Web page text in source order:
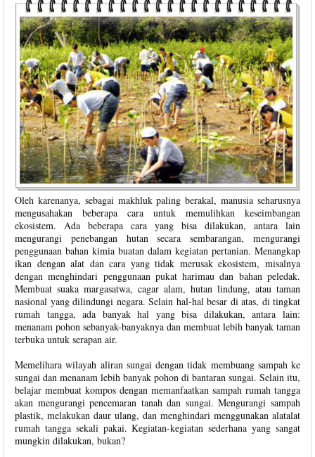
Oleh karenanya, sebagai makhluk paling berakal, manusia seharusnya
mengusahakan beberapa cara untuk memulihkan keseimbangan
ekosistem. Ada beberapa cara yang bisa dilakukan, antara lain
mengurangi penebangan hutan secara sembarangan, mengurangi
penggunaan bahan kimia buatan dalam kegiatan pertanian. Menangkap
ikan dengan alat dan cara yang tidak merusak ekosistem, misalnya
dengan menghindari penggunaan pukat harimau dan bahan peledak.
Membuat suaka margasatwa, cagar alam, hutan lindung, atau taman
nasional yang dilindungi negara. Selain hal-hal besar di atas, di tingkat
rumah tangga, ada banyak hal yang bisa dilakukan, antara lain:
menanam pohon sebanyak-banyaknya dan membuat lebih banyak taman
terbuka untuk serapan air.
Memelihara wilayah aliran sungai dengan tidak membuang sampah ke
sungai dan menanam lebih banyak pohon di bantaran sungai. Selain itu,
belajar membuat kompos dengan memanfaatkan sampah rumah tangga
akan mengurangi pencemaran tanah dan sungai. Mengurangi sampah
plastik, melakukan daur ulang, dan menghindari menggunakan alatalat
rumah tangga sekali pakai. Kegiatan-kegiatan sederhana yang sangat
mungkin dilakukan, bukan?